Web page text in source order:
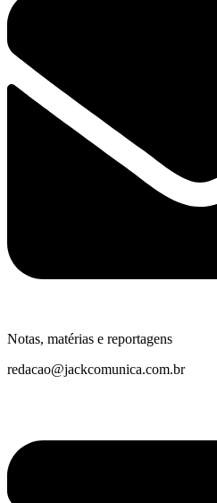
Notas, matérias e reportagens
redacao@jackcomunica.com.br